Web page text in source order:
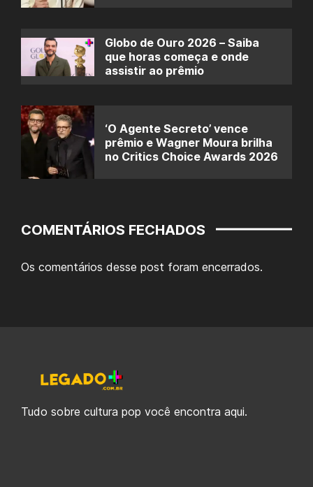
Globo de Ouro 2026 – Saiba
que horas começa e onde
assistir ao prêmio
‘O Agente Secreto’ vence
prêmio e Wagner Moura brilha
no Critics Choice Awards 2026
COMENTÁRIOS FECHADOS
Os comentários desse post foram encerrados.
Tudo sobre cultura pop você encontra aqui.